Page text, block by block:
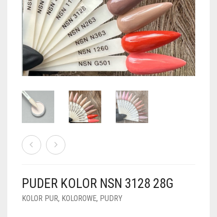
PUDRY BROKATOWE
PUDRY Z DROBINKAMI
PUDRY KOLOR PUR
PUDRY BUDUJĄCE
PUDRY DO FRENCH
PUDRY GALAXY
PUDRY SPARKLE
PUDRY TERMICZNE
PUDRY ŚWIECĄCE
FOIL DIP
KOSZYK
PUDER KOLOR NSN 3128 28G
KOLOR PUR, KOLOROWE, PUDRY